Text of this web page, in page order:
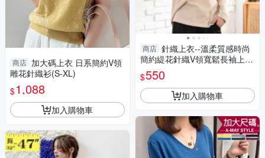
商店 加大碼上衣 日系簡約V領
雕花針織衫(S-XL)
$1,088
加入購物車
商店 針織上衣--溫柔質感時尚
簡約緹花針織V領寬鬆長袖上衣
(灰.卡其L-3L)-X678眼圈熊中大
尺碼
$550
加入購物車